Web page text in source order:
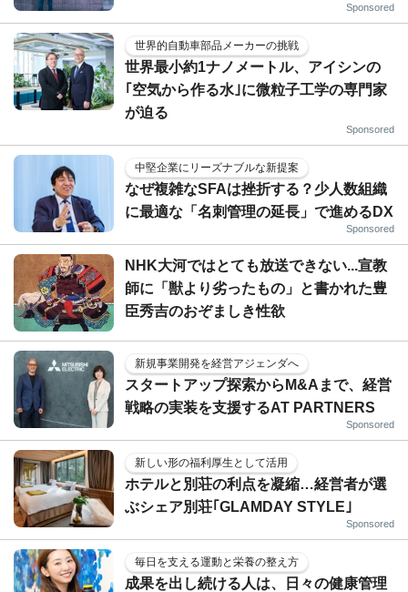
Sponsored
世界的自動車部品メーカーの挑戦
世界最小約1ナノメートル、アイシンの
｢空気から作る水｣に微粒子工学の専門家
が迫る
Sponsored
中堅企業にリーズナブルな新提案
なぜ複雑なSFAは挫折する？少人数組織
に最適な「名刺管理の延長」で進めるDX
Sponsored
NHK大河ではとても放送できない...宣教
師に「獣より劣ったもの」と書かれた豊
臣秀吉のおぞましき性欲
新規事業開発を経営アジェンダへ
スタートアップ探索からM&Aまで、経営
戦略の実装を支援するAT PARTNERS
Sponsored
新しい形の福利厚生として活用
ホテルと別荘の利点を凝縮…経営者が選
ぶシェア別荘｢GLAMDAY STYLE｣
Sponsored
毎日を支える運動と栄養の整え方
成果を出し続ける人は、日々の健康管理